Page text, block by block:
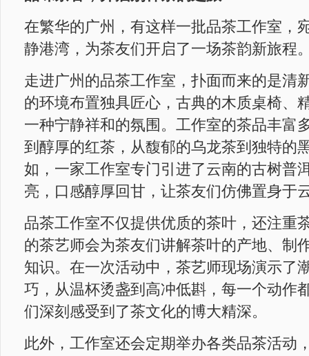
在繁华的广州，有这样一批品茶工作室，
静港湾，为茶友们开启了一场茶韵新旅程
走进广州的品茶工作室，扑面而来的是清
的环境布置独具匠心，古典的木质桌椅、
一种宁静祥和的氛围。工作室的茶品丰富
到醇厚的红茶，从馥郁的乌龙茶到独特的
如，一家工作室专门引进了云南的古树普
亮，口感醇厚回甘，让茶友们仿佛置身于
品茶工作室不仅提供优质的茶叶，还注重
的茶艺师会为茶友们讲解茶叶的产地、制
知识。在一次活动中，茶艺师现场演示了
巧，从温杯烫盏到高冲低斟，每一个动作
们深刻感受到了茶文化的博大精深。
此外，工作室还会定期举办各类品茶活动